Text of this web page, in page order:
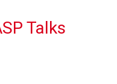
Talks